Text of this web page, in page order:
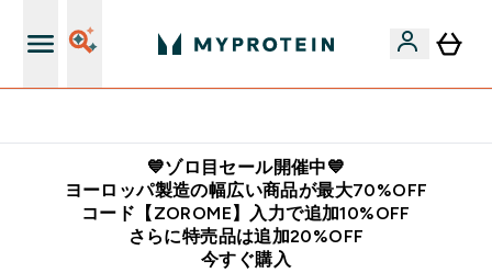
💙ゾロ目セール開催中💙
ヨーロッパ製造の幅広い商品が最大70%OFF
コード【ZOROME】入力で追加10%OFF
さらに特売品は追加20%OFF
今すぐ購入